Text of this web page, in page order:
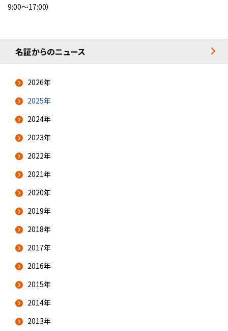
9:00～17:00）
名証からのニュース
2026年
2025年
2024年
2023年
2022年
2021年
2020年
2019年
2018年
2017年
2016年
2015年
2014年
2013年